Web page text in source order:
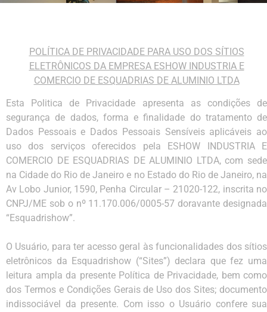
POLÍTICA DE PRIVACIDADE PARA USO DOS SÍTIOS
ELETRÔNICOS DA EMPRESA ESHOW INDUSTRIA E
COMERCIO DE ESQUADRIAS DE ALUMINIO LTDA
Esta Politica de Privacidade apresenta as condições de
segurança de dados, forma e finalidade do tratamento de
Dados Pessoais e Dados Pessoais Sensíveis aplicáveis ao
uso dos serviços oferecidos pela ESHOW INDUSTRIA E
COMERCIO DE ESQUADRIAS DE ALUMINIO LTDA, com sede
na Cidade do Rio de Janeiro e no Estado do Rio de Janeiro, na
Av Lobo Junior, 1590, Penha Circular – 21020-122, inscrita no
CNPJ/ME sob o nº 11.170.006/0005-57 doravante designada
“Esquadrishow”.
O Usuário, para ter acesso geral às funcionalidades dos sítios
eletrônicos da Esquadrishow (“Sites”) declara que fez uma
leitura ampla da presente Política de Privacidade, bem como
dos Termos e Condições Gerais de Uso dos Sites; documento
indissociável da presente. Com isso o Usuário confere sua